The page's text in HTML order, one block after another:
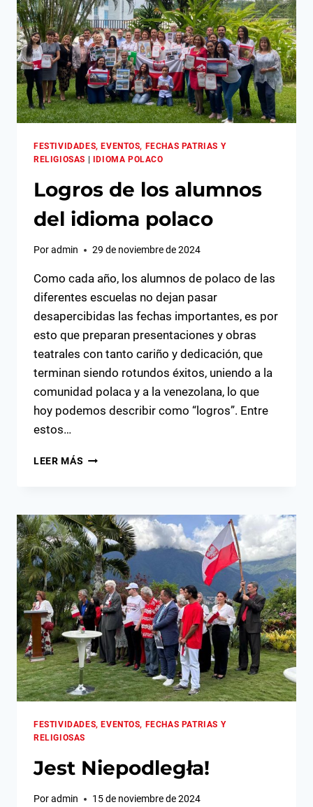
FESTIVIDADES, EVENTOS, FECHAS PATRIAS Y
RELIGIOSAS | IDIOMA POLACO
Logros de los alumnos
del idioma polaco
Poradmin 29 de noviembre de 2024
Como cada año, los alumnos de polaco de las
diferentes escuelas no dejan pasar
desapercibidas las fechas importantes, es por
esto que preparan presentaciones y obras
teatrales con tanto cariño y dedicación, que
terminan siendo rotundos éxitos, uniendo a la
comunidad polaca y a la venezolana, lo que
hoy podemos describir como “logros”. Entre
estos…
LEER MÁS LOGROS
DEL
IDIOMA
POLACO
FESTIVIDADES, EVENTOS, FECHAS PATRIAS Y
RELIGIOSAS
Jest Niepodległa!
Poradmin 15 de noviembre de 2024